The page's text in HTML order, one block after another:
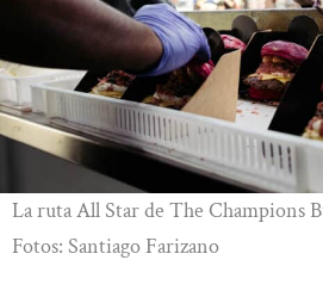
La ruta All Star de The Champions
Fotos: Santiago Farizano